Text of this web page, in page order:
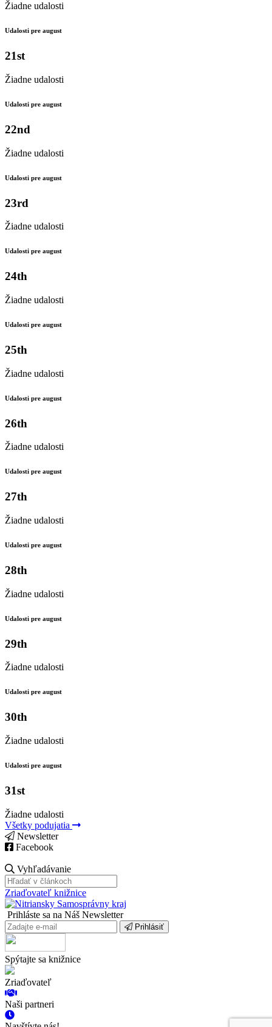
Žiadne udalosti
Udalosti pre august
21st
Žiadne udalosti
Udalosti pre august
22nd
Žiadne udalosti
Udalosti pre august
23rd
Žiadne udalosti
Udalosti pre august
24th
Žiadne udalosti
Udalosti pre august
25th
Žiadne udalosti
Udalosti pre august
26th
Žiadne udalosti
Udalosti pre august
27th
Žiadne udalosti
Udalosti pre august
28th
Žiadne udalosti
Udalosti pre august
29th
Žiadne udalosti
Udalosti pre august
30th
Žiadne udalosti
Udalosti pre august
31st
Žiadne udalosti
Všetky podujatia
Newsletter
Facebook
Vyhľadávanie
Zriaďovateľ knižnice
Prihláste sa na Náš Newsletter
Prihlásiť
Spýtajte sa knižnice
Zriaďovateľ
Naši partneri